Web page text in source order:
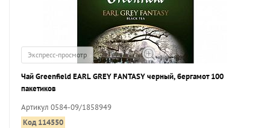
Экспресс-просмотр
Чай Greenfield EARL GREY FANTASY черный, бергамот 100
пакетиков
Артикул 0584-09/1858949
Код 114550